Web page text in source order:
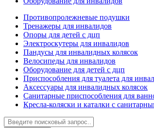
Противопролежневые подушки
Тренажеры для инвалидов
Опоры для детей с дцп
Электроскутеры для инвалидов
Пандусы для инвалидных колясок
Велосипеды для инвалидов
Оборудование для детей с дцп
Приспособления для туалета для
Аксессуары для инвалидных колясок
Санитарные приспособления для
Кресла-коляски и каталки с